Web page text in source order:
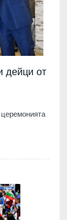
дейци от
церемонията